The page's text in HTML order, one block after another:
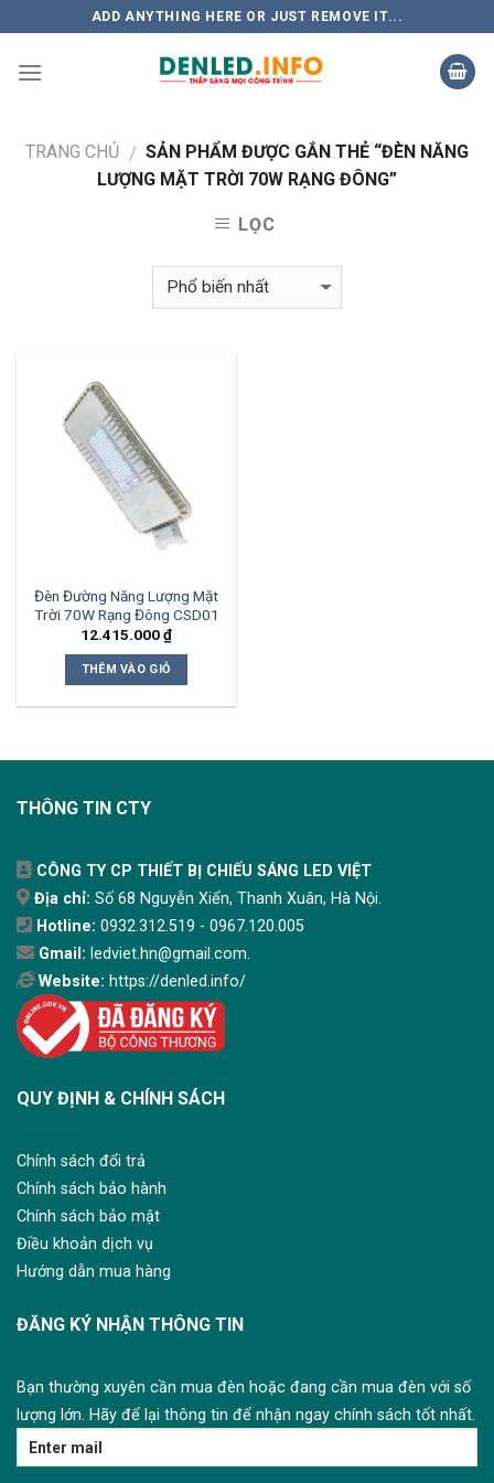
to
content
ADD ANYTHING HERE OR JUST REMOVE IT...
TRANG CHỦ / SẢN PHẨM ĐƯỢC GẮN THẺ “ĐÈN NĂNG
LƯỢNG MẶT TRỜI 70W RẠNG ĐÔNG”
LỌC
Đèn Đường Năng Lượng Mặt
Trời 70W Rạng Đông CSD01
12.415.000₫
THÊM VÀO GIỎ
THÔNG TIN CTY
CÔNG TY CP THIẾT BỊ CHIẾU SÁNG LED VIỆT
Địa chỉ: Số 68 Nguyễn Xiển, Thanh Xuân, Hà Nội.
Hotline: 0932.312.519 - 0967.120.005
Gmail: ledviet.hn@gmail.com.
Website: https://denled.info/
QUY ĐỊNH & CHÍNH SÁCH
Chính sách đổi trả
Chính sách bảo hành
Chính sách bảo mật
Điều khoản dịch vụ
Hướng dẫn mua hàng
ĐĂNG KÝ NHẬN THÔNG TIN
Bạn thường xuyên cần mua đèn hoặc đang cần mua đèn với số
lượng lớn. Hãy để lại thông tin để nhận ngay chính sách tốt nhất.